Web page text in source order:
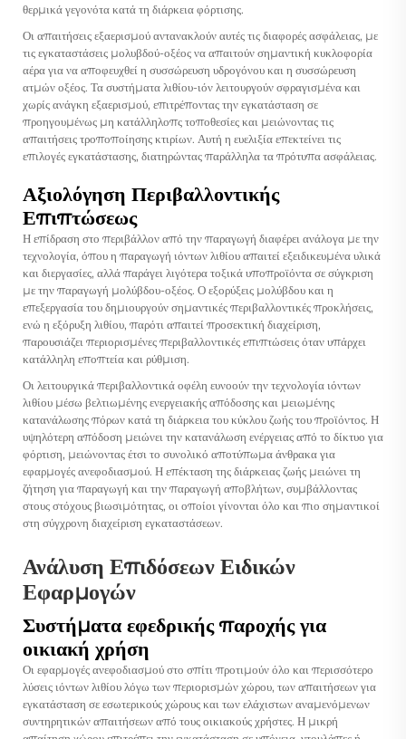
θερμικά γεγονότα κατά τη διάρκεια φόρτισης.
Οι απαιτήσεις εξαερισμού αντανακλούν αυτές τις διαφορές ασφάλειας, με
τις εγκαταστάσεις μολυβδού-οξέος να απαιτούν σημαντική κυκλοφορία
αέρα για να αποφευχθεί η συσσώρευση υδρογόνου και η συσσώρευση
ατμών οξέος. Τα συστήματα λιθίου-ιόν λειτουργούν σφραγισμένα και
χωρίς ανάγκη εξαερισμού, επιτρέποντας την εγκατάσταση σε
προηγουμένως μη κατάλληλοπς τοποθεσίες και μειώνοντας τις
απαιτήσεις τροποποίησης κτιρίων. Αυτή η ευελιξία επεκτείνει τις
επιλογές εγκατάστασης, διατηρώντας παράλληλα τα πρότυπα ασφάλειας.
Αξιολόγηση Περιβαλλοντικής
Επιπτώσεως
Η επίδραση στο περιβάλλον από την παραγωγή διαφέρει ανάλογα με την
τεχνολογία, όπου η παραγωγή ιόντων λιθίου απαιτεί εξειδικευμένα υλικά
και διεργασίες, αλλά παράγει λιγότερα τοξικά υποπροϊόντα σε σύγκριση
με την παραγωγή μολύβδου-οξέος. Ο εξορύξεις μολύβδου και η
επεξεργασία του δημιουργούν σημαντικές περιβαλλοντικές προκλήσεις,
ενώ η εξόρυξη λιθίου, παρότι απαιτεί προσεκτική διαχείριση,
παρουσιάζει περιορισμένες περιβαλλοντικές επιπτώσεις όταν υπάρχει
κατάλληλη εποπτεία και ρύθμιση.
Οι λειτουργικά περιβαλλοντικά οφέλη ευνοούν την τεχνολογία ιόντων
λιθίου μέσω βελτιωμένης ενεργειακής απόδοσης και μειωμένης
κατανάλωσης πόρων κατά τη διάρκεια του κύκλου ζωής του προϊόντος. Η
υψηλότερη απόδοση μειώνει την κατανάλωση ενέργειας από το δίκτυο για
φόρτιση, μειώνοντας έτσι το συνολικό αποτύπωμα άνθρακα για
εφαρμογές ανεφοδιασμού. Η επέκταση της διάρκειας ζωής μειώνει τη
ζήτηση για παραγωγή και την παραγωγή αποβλήτων, συμβάλλοντας
στους στόχους βιωσιμότητας, οι οποίοι γίνονται όλο και πιο σημαντικοί
στη σύγχρονη διαχείριση εγκαταστάσεων.
Ανάλυση Επιδόσεων Ειδικών
Εφαρμογών
Συστήματα εφεδρικής παροχής για
οικιακή χρήση
Οι εφαρμογές ανεφοδιασμού στο σπίτι προτιμούν όλο και περισσότερο
λύσεις ιόντων λιθίου λόγω των περιορισμών χώρου, των απαιτήσεων για
εγκατάσταση σε εσωτερικούς χώρους και των ελάχιστων αναμενόμενων
συντηρητικών απαιτήσεων από τους οικιακούς χρήστες. Η μικρή